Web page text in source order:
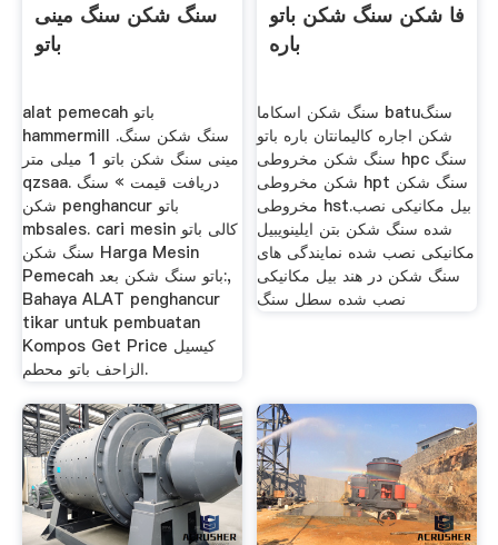
سنگ شکن سنگ مینی
باتو
alat pemecah باتو
hammermill سنگ شکن سنگ.
مینی سنگ شکن باتو 1 میلی متر
qzsaa. دریافت قیمت » سنگ
شکن penghancur باتو
mbsales. cari mesin کالی باتو
سنگ شکن Harga Mesin
Pemecah باتو سنگ شکن بعد:,
Bahaya ALAT penghancur
tikar untuk pembuatan
Kompos Get Price كيسيل
الزاحف باتو محطم.
فا شکن سنگ شکن باتو
باره
سنگ شکن اسکاما batuسنگ
شکن اجاره کالیمانتان باره باتو
سنگ شکن مخروطی hpc سنگ
شکن مخروطی hpt سنگ شکن
مخروطی hst.بیل مکانیکی نصب
شده سنگ شکن بتن ایلینویبیل
مکانیکی نصب شده نمایندگی های
سنگ شکن در هند بیل مکانیکی
نصب شده سطل سنگ